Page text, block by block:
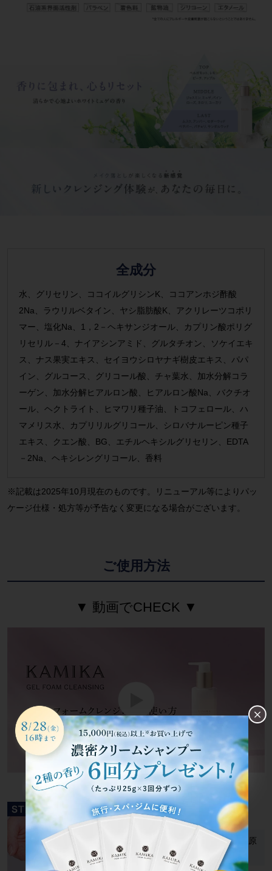
全成分
水、グリセリン、ココイルグリシンK、ココアンホジ酢酸
2Na、ラウリルベタイン、ヤシ脂肪酸K、アクリレーツコポリ
マー、塩化Na、1，2－ヘキサンジオール、カプリン酸ポリグ
リセリル－4、ナイアシンアミド、グルタチオン、ソケイエキ
ス、ナス果実エキス、セイヨウシロヤナギ樹皮エキス、パパ
イン、グルコース、グリコール酸、チャ葉水、加水分解コラ
ーゲン、加水分解ヒアルロン酸、ヒアルロン酸Na、バクチオ
ール、ヘクトライト、ヒマワリ種子油、トコフェロール、ハ
マメリス水、カプリリルグリコール、シロバナルーピン種子
エキス、クエン酸、BG、エチルヘキシルグリセリン、EDTA
－2Na、ヘキシレングリコール、香料
※記載は2025年10月現在のものです。リニューアル等によりパッ
ケージ仕様・処方等が予告なく変更になる場合がございます。
ご使用方法
▼ 動画でCHECK ▼
2～3プッシュを手に取る
ジェルが少ないと摩擦・洗い残しの原
因に。